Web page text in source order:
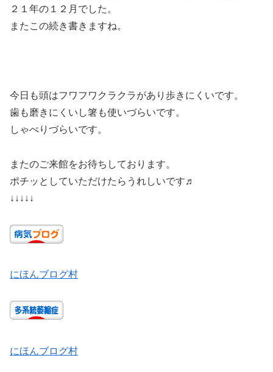
２１年の１２月でした。
またこの続き書きますね。
今日も頭はフワフワクラクラがあり歩きにくいです。
歯も磨きにくいし箸も使いづらいです。
しゃべりづらいです。
またのご来館をお待ちしております。
ポチッとしていただけたらうれしいです♬
↓↓↓↓↓
にほんブログ村
にほんブログ村